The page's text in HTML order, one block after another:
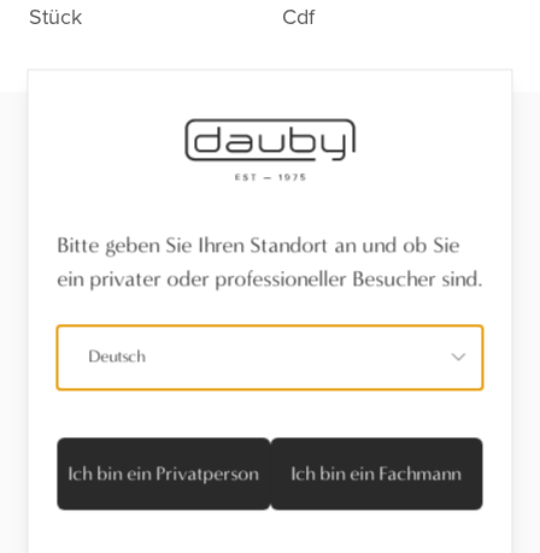
Stück Cdf
Bereit für den nächsten Schritt?
Sehen Sie sich die Ausführung aus der Nähe an,
in Ihrer Nähe.
Bitte geben Sie Ihren Standort an und ob Sie
ein privater oder professioneller Besucher sind.
Deutsch
Ich bin ein Privatperson Ich bin ein Fachmann